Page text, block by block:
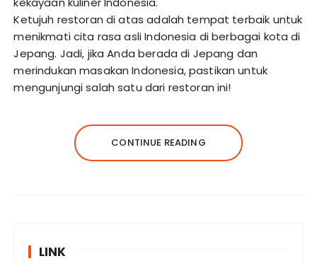
Ketujuh restoran di atas adalah tempat terbaik untuk
menikmati cita rasa asli Indonesia di berbagai kota di
Jepang. Jadi, jika Anda berada di Jepang dan
merindukan masakan Indonesia, pastikan untuk
mengunjungi salah satu dari restoran ini!
CONTINUE READING
LINK